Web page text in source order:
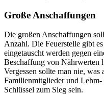
Große Anschaffungen
Die großen Anschaffungen
Anzahl. Die Feuerstelle gibt
eingetauscht werden gegen
Beschaffung von Nährwerten
Vergessen sollte man nie,
Familienmitglieder und
Schlüssel zum Sieg sein.